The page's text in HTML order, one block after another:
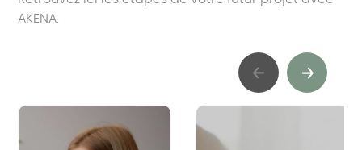
AKENA.
PreviousSuivant